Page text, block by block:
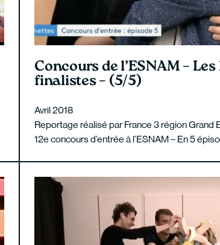
Concours de l’ESNAM –
finalistes – (5/5)
Avril 2018
Reportage réalisé par France 3 région Grand
12e concours d’entrée à l’ESNAM – En 5